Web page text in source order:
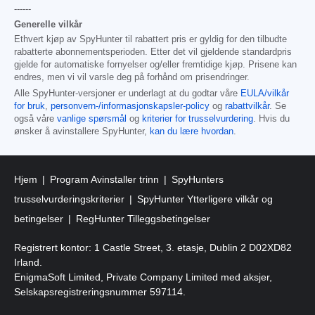
------
Generelle vilkår
Ethvert kjøp av SpyHunter til rabattert pris er gyldig for den tilbudte
rabatterte abonnementsperioden. Etter det vil gjeldende standardpris
gjelde for automatiske fornyelser og/eller fremtidige kjøp. Prisene kan
endres, men vi vil varsle deg på forhånd om prisendringer.
Alle SpyHunter-versjoner er underlagt at du godtar våre EULA/vilkår
for bruk, personvern-/informasjonskapsler-policy og rabattvilkår. Se
også våre vanlige spørsmål og kriterier for trusselvurdering. Hvis du
ønsker å avinstallere SpyHunter, kan du lære hvordan.
Hjem Program Avinstaller trinn
SpyHunters
trusselvurderingskriterier
SpyHunter Ytterligere vilkår og
betingelser
RegHunter Tilleggsbetingelser
Registrert kontor: 1 Castle Street, 3. etasje, Dublin 2 D02XD82
Irland.
EnigmaSoft Limited, Private Company Limited med aksjer,
Selskapsregistreringsnummer 597114.